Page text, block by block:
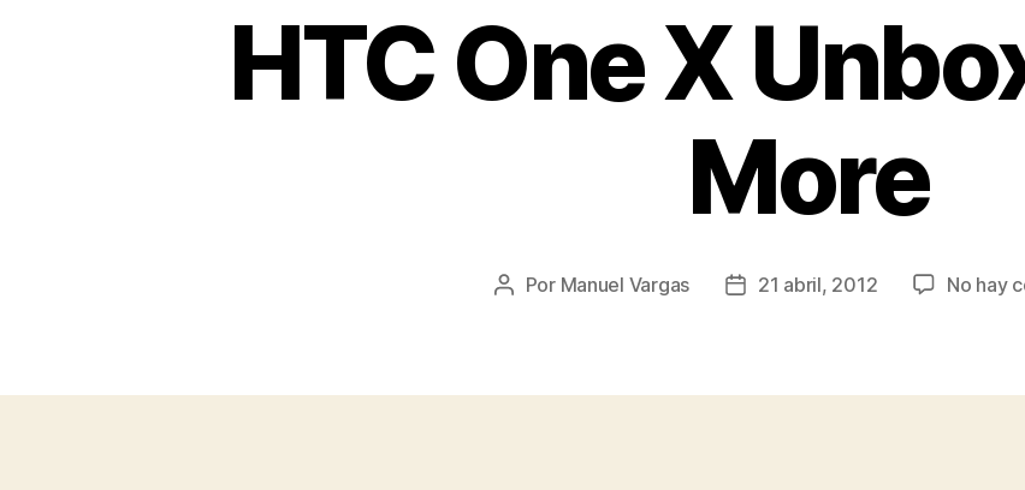
HTC One X
More
Autor
Por Manuel Vargas
Fecha21 abril, 2012 No hay